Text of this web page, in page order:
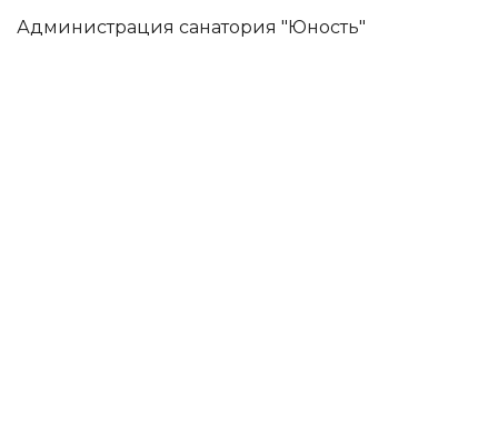
Администрация санатория "Юность"